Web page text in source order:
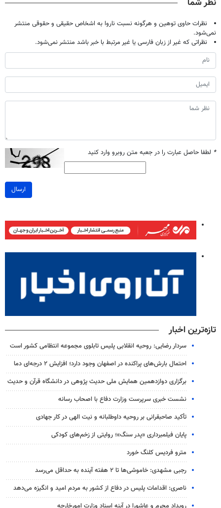
نظرات حاوی توهین و هرگونه نسبت ناروا به اشخاص حقیقی و حقوقی منتشر
نمی‌شود.
نظراتی که غیر از زبان فارسی یا غیر مرتبط با خبر باشد منتشر نمی‌شود.
* لطفا حاصل عبارت را در جعبه متن روبرو وارد کنید
ارسال
تازه‌ترین اخبار
سردار رضایی: روحیه انقلابی پلیس تابلوی مجموعه انتظامی کشور است
احتمال بارش‌های پراکنده در اصفهان وجود دارد؛ افزایش ۲ درجه‌ای دما
برگزاری دوازدهمین همایش ملی حدیث پژوهی در دانشگاه قرآن و حدیث
نشست خبری سرپرست وزارت دفاع با اصحاب رسانه
تأکید صاحبقرانی بر روحیه داوطلبانه و نیت الهی در کار جهادی
پایان فیلمبرداری «پدر سنگ»؛ روایتی از زخم‌های کودکی
مترو فردیس کلنگ خورد
رجبی مشهدی: خاموشی‌ها تا ۲ هفته آینده به حداقل می‌رسد
ناصری: اقدامات پلیس در دفاع از کشور به مردم امید و انگیزه می‌دهد
رویداد محرم و عاشورا در آینه اسناد وزارت امورخارجه